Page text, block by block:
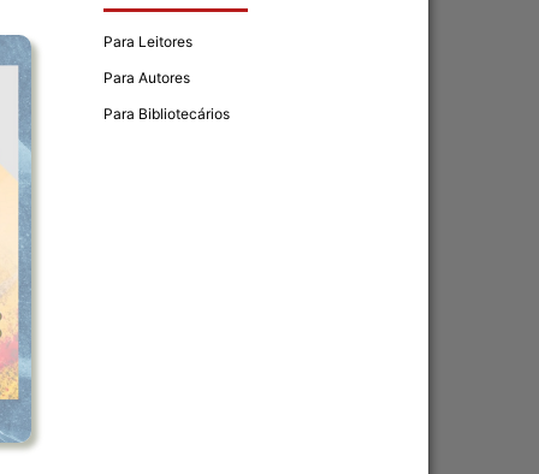
Para Leitores
Para Autores
Para Bibliotecários